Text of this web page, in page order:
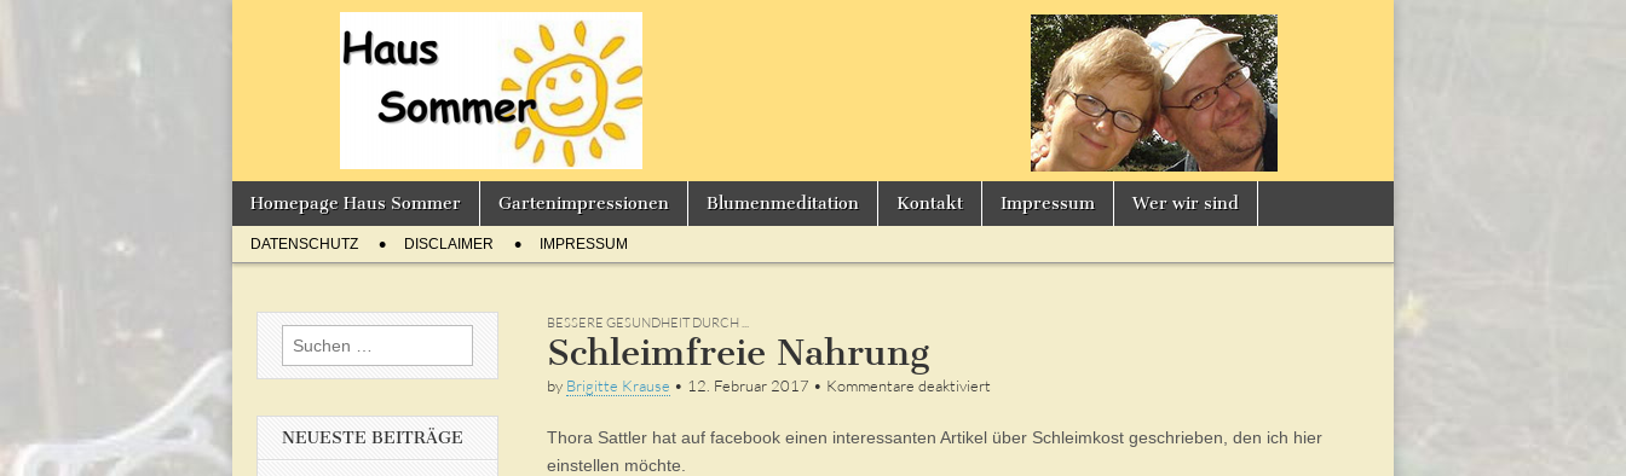
Sommer's
BLOG
Main
menu
Skip
content
Homepage Haus Sommer Gartenimpressionen Blumenmeditation Kontakt Impressum Wer wir sind
Sub
menu
DATENSCHUTZ DISCLAIMER IMPRESSUM
BESSERE GESUNDHEIT DURCH ...
Schleimfreie Nahrung
by Brigitte Krause • 12. Februar 2017 • Kommentare deaktiviert
Thora Sattler hat auf facebook einen interessanten Artikel über Schleimkost geschrieben, den ich hier
einstellen möchte.
Suchen
nach:
NEUESTE BEITRÄGE